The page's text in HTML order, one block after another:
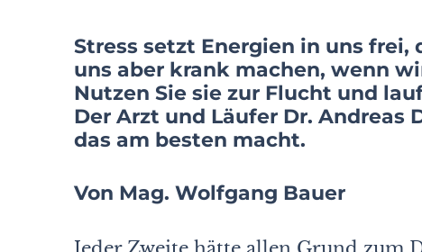
Stress setzt Energien in uns
uns aber krank machen, wenn
Nutzen Sie sie zur Flucht und
Der Arzt und Läufer Dr. Andreas
das am besten macht.
Von Mag. Wolfgang Bauer